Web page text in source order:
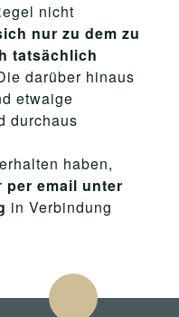
nicht
nur zu dem zu
tatsächlich
darüber hinaus
etwaige
durchaus
haben,
per email unter
in Verbindung